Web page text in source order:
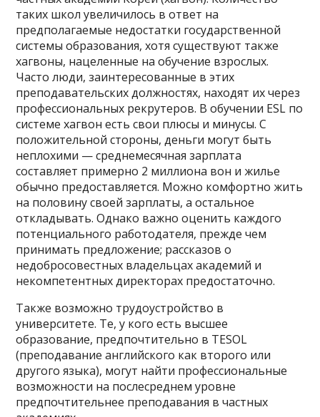
таких школ увеличилось в ответ на
предполагаемые недостатки государственной
системы образования, хотя существуют также
хагвоны, нацеленные на обучение взрослых.
Часто люди, заинтересованные в этих
преподавательских должностях, находят их через
профессиональных рекрутеров. В обучении ESL по
системе хагвон есть свои плюсы и минусы. С
положительной стороны, деньги могут быть
неплохими — среднемесячная зарплата
составляет примерно 2 миллиона вон и жилье
обычно предоставляется. Можно комфортно жить
на половину своей зарплаты, а остальное
откладывать. Однако важно оценить каждого
потенциального работодателя, прежде чем
принимать предложение; рассказов о
недобросовестных владельцах академий и
некомпетентных директорах предостаточно.
Также возможно трудоустройство в
университете. Те, у кого есть высшее
образование, предпочтительно в TESOL
(преподавание английского как второго или
другого языка), могут найти профессиональные
возможности на послесреднем уровне
предпочтительнее преподавания в частных